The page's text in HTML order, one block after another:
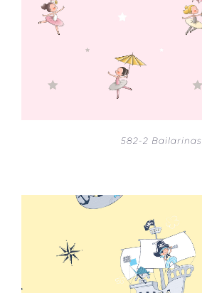
582-2 Bailarinas